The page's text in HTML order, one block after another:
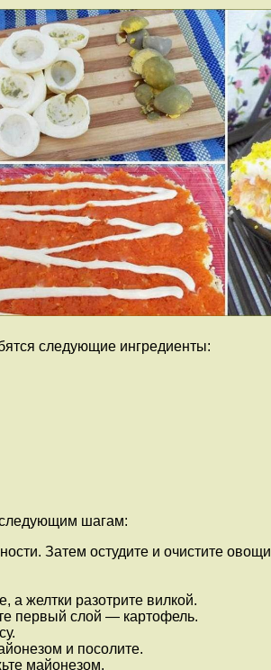
следующие ингредиенты:
следующим шагам:
Затем остудите и очистите
а желтки разотрите вилкой.
первый слой — картофель.
и посолите.
майонезом.